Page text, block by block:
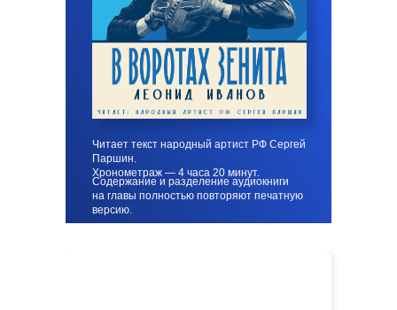
Читает текст народный артист РФ Сергей
Паршин.
Хронометраж — 4 часа 20 минут.
Содержание и разделение аудиокниги
на главы полностью повторяют печатную
версию.